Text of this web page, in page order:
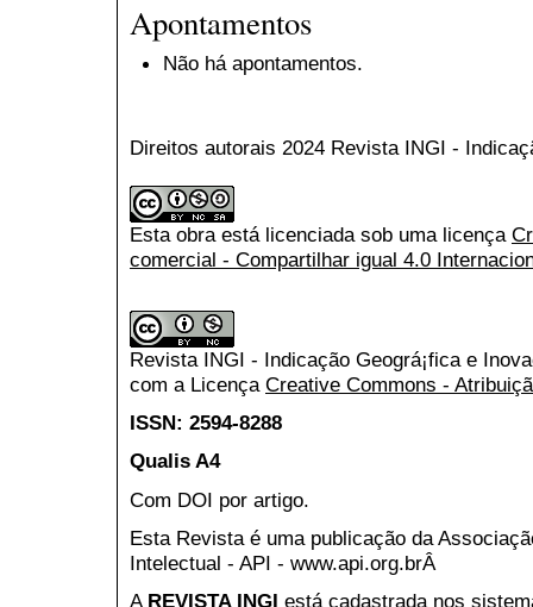
Apontamentos
Não há apontamentos.
Direitos autorais 2024 Revista INGI -
Esta obra está licenciada sob uma licença
comercial - Compartilhar igual 4.0
Revista INGI - Indicação Geográ¡fica e
com a Licença Creative Commons -
ISSN: 2594-8288
Qualis A4
Com DOI por artigo.
Esta Revista é uma publicação da
Intelectual - API - www.api.org.brÂ
A REVISTA INGI está cadastrada nos